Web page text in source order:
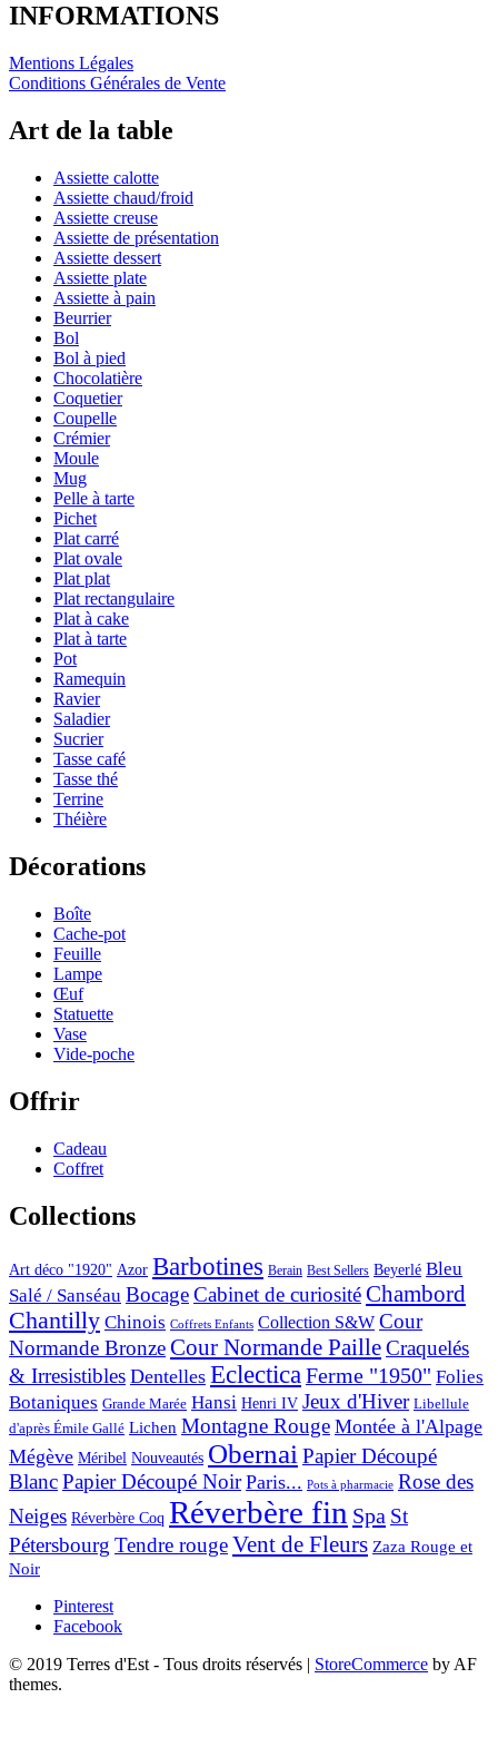
INFORMATIONS
Mentions Légales
Conditions Générales de Vente
Art de la table
Assiette calotte
Assiette chaud/froid
Assiette creuse
Assiette de présentation
Assiette dessert
Assiette plate
Assiette à pain
Beurrier
Bol
Bol à pied
Chocolatière
Coquetier
Coupelle
Crémier
Moule
Mug
Pelle à tarte
Pichet
Plat carré
Plat ovale
Plat plat
Plat rectangulaire
Plat à cake
Plat à tarte
Pot
Ramequin
Ravier
Saladier
Sucrier
Tasse café
Tasse thé
Terrine
Théière
Décorations
Boîte
Cache-pot
Feuille
Lampe
Œuf
Statuette
Vase
Vide-poche
Offrir
Cadeau
Coffret
Collections
Art déco "1920" Azor Barbotines Berain Best Sellers Beyerlé Bleu
Salé / Sanséau BocageCabinet de curiositéChambord
Chantilly Chinois Coffrets Enfants Collection S&W Cour
Normande BronzeCour Normande PailleCraquelés
& Irresistibles Dentelles EclecticaFerme "1950" Folies
Botaniques Grande Marée Hansi Henri IV Jeux d'Hiver Libellule
d'après Émile Gallé Lichen Montagne Rouge Montée à l'Alpage
Mégève Méribel Nouveautés ObernaiPapier Découpé
BlancPapier Découpé Noir Paris... Pots à pharmacie Rose des
Neiges Réverbère Coq Réverbère fin Spa St
Pétersbourg Tendre rougeVent de Fleurs Zaza Rouge et
Noir
Pinterest
Facebook
© 2019 Terres d'Est - Tous droits réservés
StoreCommerce by AF
themes.